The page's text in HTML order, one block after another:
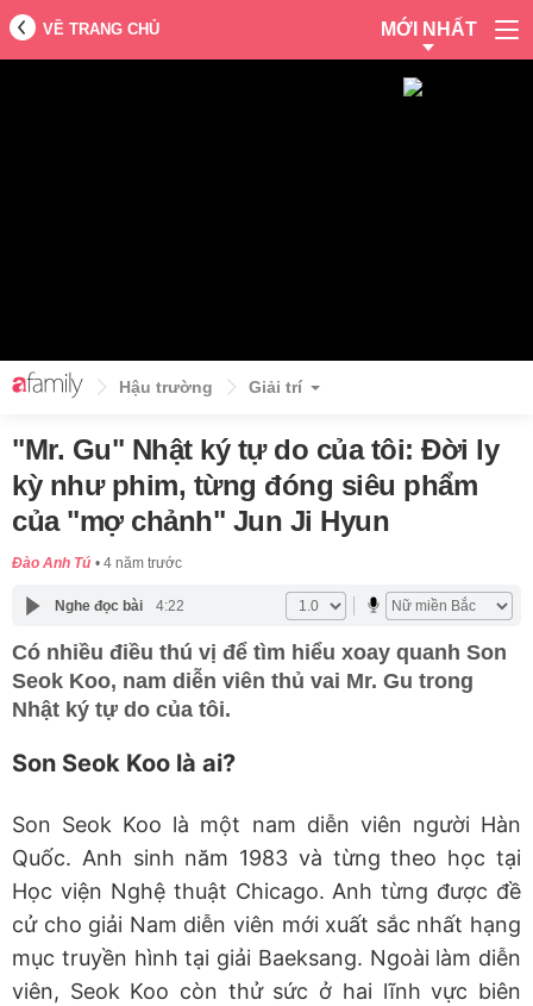
VỀ TRANG CHỦ MỚI NHẤT
Hậu trường Giải trí
"Mr. Gu" Nhật ký tự do của tôi: Đời ly
kỳ như phim, từng đóng siêu phẩm
của "mợ chảnh" Jun Ji Hyun
Đào Anh Tú 4 năm trước
Nghe đọc bài 4:22
Có nhiều điều thú vị để tìm hiểu xoay quanh Son
Seok Koo, nam diễn viên thủ vai Mr. Gu trong
Nhật ký tự do của tôi.
Son Seok Koo là ai?
Son Seok Koo là một nam diễn viên người Hàn
Quốc. Anh sinh năm 1983 và từng theo học tại
Học viện Nghệ thuật Chicago. Anh từng được đề
cử cho giải Nam diễn viên mới xuất sắc nhất hạng
mục truyền hình tại giải Baeksang. Ngoài làm diễn
viên, Seok Koo còn thử sức ở hai lĩnh vực biên